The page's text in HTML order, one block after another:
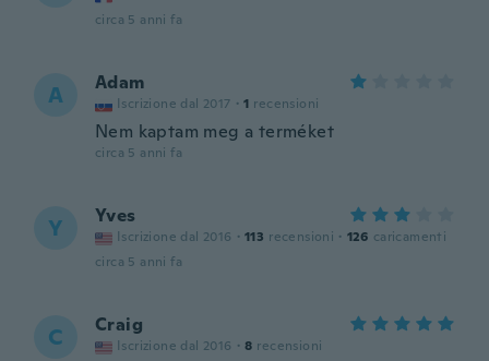
circa 5 anni fa
A Adam
Iscrizione dal 2017 · 1 recensioni
Nem kaptam meg a terméket
circa 5 anni fa
Y Yves
Iscrizione dal 2016 · 113 recensioni · 126 caricamenti
circa 5 anni fa
C Craig
Iscrizione dal 2016 · 8 recensioni